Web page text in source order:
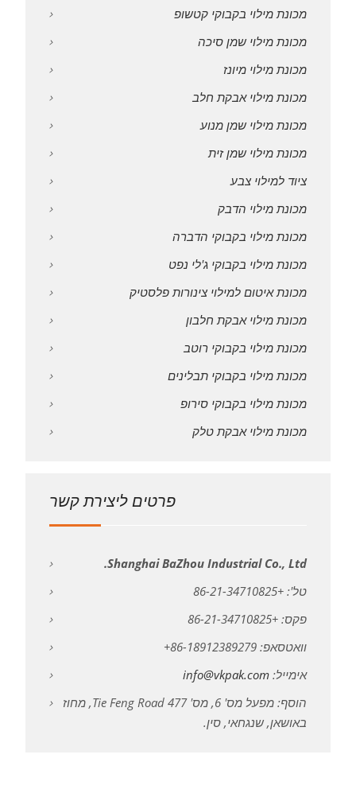
מכונת מילוי בקבוקי קטשופ
מכונת מילוי שמן סיכה
מכונת מילוי מיונז
מכונת מילוי אבקת חלב
מכונת מילוי שמן מנוע
מכונת מילוי שמן זית
ציוד למילוי צבע
מכונת מילוי הדבק
מכונת מילוי בקבוקי הדברה
מכונת מילוי בקבוקי ג'לי נפט
מכונת איטום למילוי צינורות פלסטיק
מכונת מילוי אבקת חלבון
מכונת מילוי בקבוקי רוטב
מכונת מילוי בקבוקי תבלינים
מכונת מילוי בקבוקי סירופ
מכונת מילוי אבקת טלק
פרטים ליצירת קשר
Shanghai BaZhou Industrial Co., Ltd.
טל': +86-21-34710825
פקס: +86-21-34710825
וואטסאפ: 86-18912389279+
אימייל: info@vkpak.com
הוסף: מפעל מס' 6, מס' 477 Tie Feng Road, מחוז
באושאן, שנגחאי, סין.